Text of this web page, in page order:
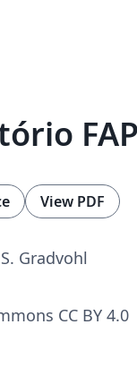
View PDF
Gradvohl
CC BY 4.0